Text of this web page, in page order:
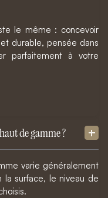
le même : concevoir
durable, pensée dans
parfaitement à votre
de gamme ?
varie généralement
la surface, le niveau de